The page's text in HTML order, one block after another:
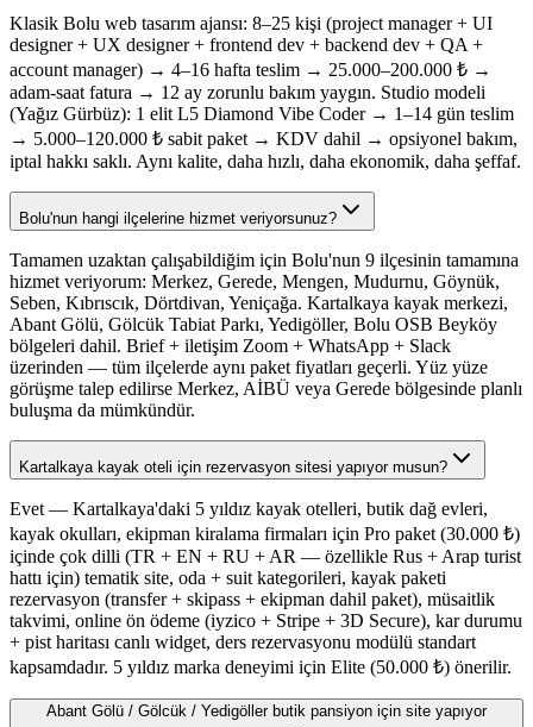
Klasik Bolu web tasarım ajansı: 8–25 kişi (project manager + UI
designer + UX designer + frontend dev + backend dev + QA +
account manager) → 4–16 hafta teslim → 25.000–200.000 ₺ →
adam-saat fatura → 12 ay zorunlu bakım yaygın. Studio modeli
(Yağız Gürbüz): 1 elit L5 Diamond Vibe Coder → 1–14 gün teslim
→ 5.000–120.000 ₺ sabit paket → KDV dahil → opsiyonel bakım,
iptal hakkı saklı. Aynı kalite, daha hızlı, daha ekonomik, daha şeffaf.
Bolu'nun hangi ilçelerine hizmet veriyorsunuz?
Tamamen uzaktan çalışabildiğim için Bolu'nun 9 ilçesinin tamamına
hizmet veriyorum: Merkez, Gerede, Mengen, Mudurnu, Göynük,
Seben, Kıbrıscık, Dörtdivan, Yeniçağa. Kartalkaya kayak merkezi,
Abant Gölü, Gölcük Tabiat Parkı, Yedigöller, Bolu OSB Beyköy
bölgeleri dahil. Brief + iletişim Zoom + WhatsApp + Slack
üzerinden — tüm ilçelerde aynı paket fiyatları geçerli. Yüz yüze
görüşme talep edilirse Merkez, AİBÜ veya Gerede bölgesinde planlı
buluşma da mümkündür.
Kartalkaya kayak oteli için rezervasyon sitesi yapıyor musun?
Evet — Kartalkaya'daki 5 yıldız kayak otelleri, butik dağ evleri,
kayak okulları, ekipman kiralama firmaları için Pro paket (30.000 ₺)
içinde çok dilli (TR + EN + RU + AR — özellikle Rus + Arap turist
hattı için) tematik site, oda + suit kategorileri, kayak paketi
rezervasyon (transfer + skipass + ekipman dahil paket), müsaitlik
takvimi, online ön ödeme (iyzico + Stripe + 3D Secure), kar durumu
+ pist haritası canlı widget, ders rezervasyonu modülü standart
kapsamdadır. 5 yıldız marka deneyimi için Elite (50.000 ₺) önerilir.
Abant Gölü / Gölcük / Yedigöller butik pansiyon için site yapıyor